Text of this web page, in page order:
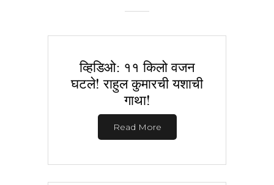
व्हिडिओ: ११ किलो वजन
घटले! राहुल कुमारची यशाची
गाथा!
Read More